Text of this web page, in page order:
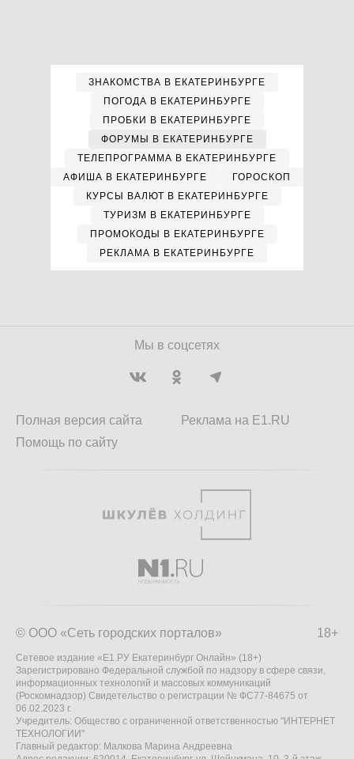
ЗНАКОМСТВА В ЕКАТЕРИНБУРГЕ
ПОГОДА В ЕКАТЕРИНБУРГЕ
ПРОБКИ В ЕКАТЕРИНБУРГЕ
ФОРУМЫ В ЕКАТЕРИНБУРГЕ
ТЕЛЕПРОГРАММА В ЕКАТЕРИНБУРГЕ
АФИША В ЕКАТЕРИНБУРГЕ
ГОРОСКОП
КУРСЫ ВАЛЮТ В ЕКАТЕРИНБУРГЕ
ТУРИЗМ В ЕКАТЕРИНБУРГЕ
ПРОМОКОДЫ В ЕКАТЕРИНБУРГЕ
РЕКЛАМА В ЕКАТЕРИНБУРГЕ
Мы в соцсетях
Полная версия сайта
Помощь по сайту
Реклама на E1.RU
18+
© ООО «Сеть городских порталов»
Сетевое издание «Е1.РУ Екатеринбург Онлайн» (18+)
Зарегистрировано Федеральной службой по надзору в сфере связи,
информационных технологий и массовых коммуникаций
(Роскомнадзор) Свидетельство о регистрации № ФС77-84675 от
06.02.2023 г.
Учредитель: Общество с ограниченной ответственностью "ИНТЕРНЕТ
ТЕХНОЛОГИИ"
Главный редактор: Малкова Марина Андреевна